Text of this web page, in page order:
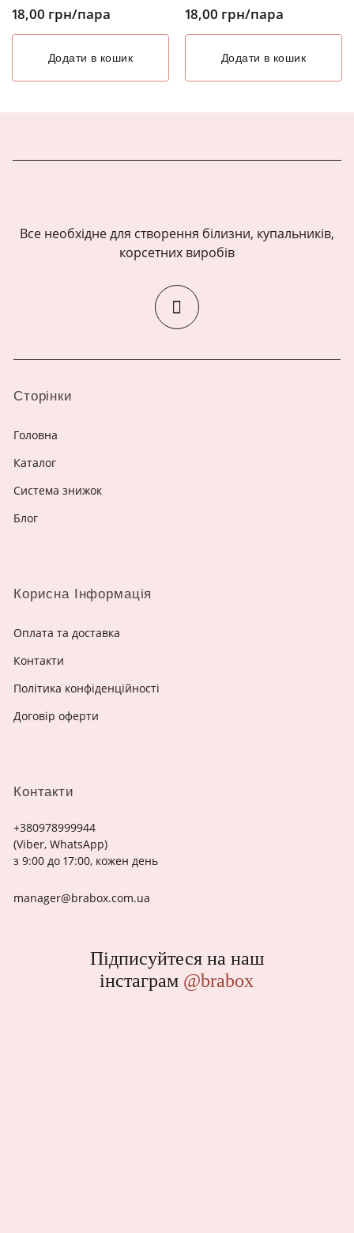
18,00 грн/пара
Додати в кошик
18,00 грн/пара
Додати в кошик
Все необхідне для створення білизни, купальників,
корсетних виробів
Контакти
+380978999944
(Viber, WhatsApp)
з 9:00 до 17:00, кожен день
manager@brabox.com.ua
Сторінки
Головна
Каталог
Система знижок
Блог
Корисна Інформація
Оплата та доставка
Контакти
Політика конфіденційності
Договір оферти
Підписуйтеся на наш
інстаграм @brabox